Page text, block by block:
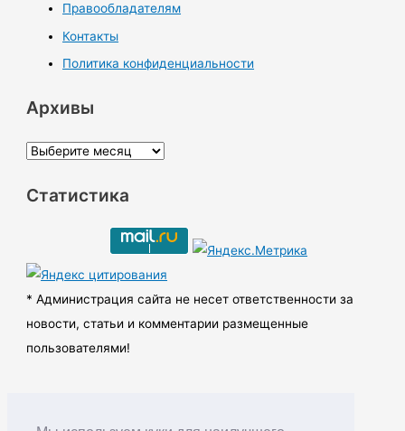
Правообладателям
Контакты
Политика конфиденциальности
Архивы
А
х
ы
Статистика
* Администрация сайта не несет ответственности за
новости, статьи и комментарии размещенные
пользователями!